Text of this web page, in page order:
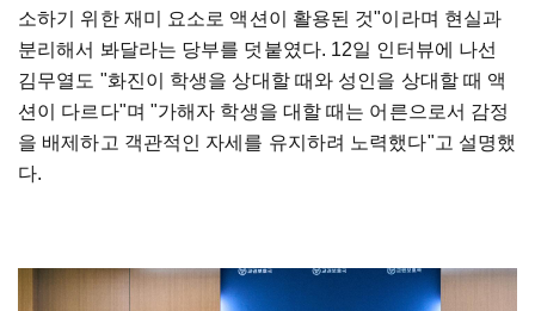
소하기 위한 재미 요소로 액션이 활용된 것"이라며 현실과
분리해서 봐달라는 당부를 덧붙였다. 12일 인터뷰에 나선
김무열도 "화진이 학생을 상대할 때와 성인을 상대할 때 액
션이 다르다"며 "가해자 학생을 대할 때는 어른으로서 감정
을 배제하고 객관적인 자세를 유지하려 노력했다"고 설명했
다.